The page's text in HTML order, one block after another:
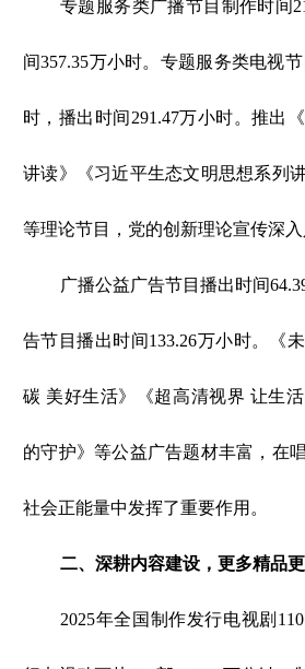
专题服务类广播节目制作时间
间357.35万小时。专题服务类电视
时，播出时间291.47万小时。推出
讲读》《习近平生态文明思想系列
等理论节目，党的创新理论宣传深入
广播公益广告节目播出时间
告节目播出时间133.26万小时。《
碳 美好生活》《超高清视界 让生
的守护》等公益广告题材丰富，在
社会正能量中发挥了重要作用。
二、深耕内容建设，更多精品
2025年全国制作发行电视剧